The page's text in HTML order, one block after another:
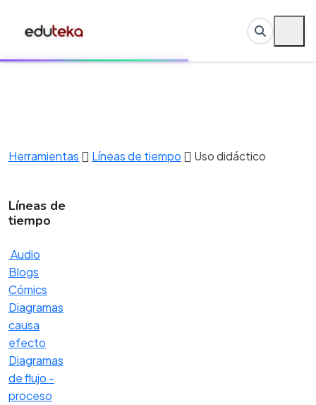
Herramientas Líneas de tiempo Uso didáctico
Líneas de
tiempo
Audio
Blogs
Cómics
Diagramas
causa
efecto
Diagramas
de flujo -
proceso